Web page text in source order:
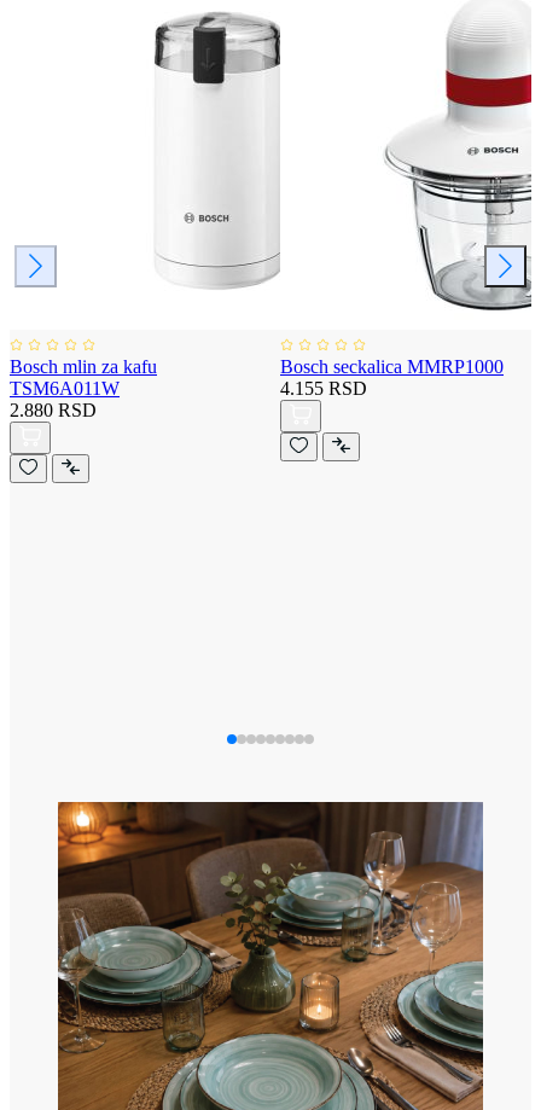
Bosch mlin za kafu
TSM6A011W
2.880 RSD
Bosch seckalica MMRP1000
4.155 RSD